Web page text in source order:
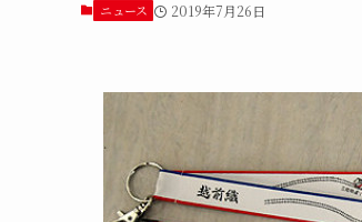
ニュース 2019年7月26日